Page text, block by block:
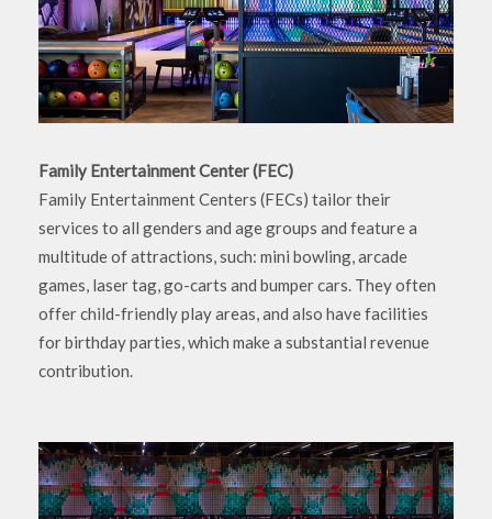
Family Entertainment Center (FEC)
Family Entertainment Centers (FECs) tailor their
services to all genders and age groups and feature a
multitude of attractions, such: mini bowling, arcade
games, laser tag, go-carts and bumper cars. They often
offer child-friendly play areas, and also have facilities
for birthday parties, which make a substantial revenue
contribution.